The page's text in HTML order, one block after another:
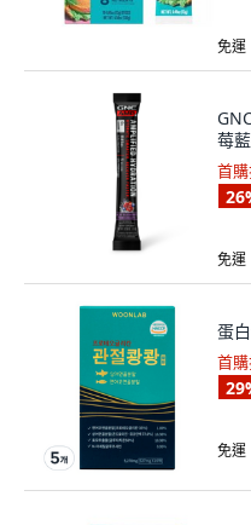
免運
莓
首
26
免運
蛋
首
29
免運